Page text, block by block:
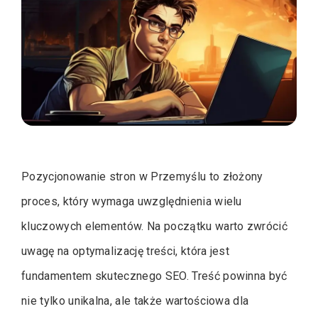
Pozycjonowanie stron w Przemyślu to złożony
proces, który wymaga uwzględnienia wielu
kluczowych elementów. Na początku warto zwrócić
uwagę na optymalizację treści, która jest
fundamentem skutecznego SEO. Treść powinna być
nie tylko unikalna, ale także wartościowa dla